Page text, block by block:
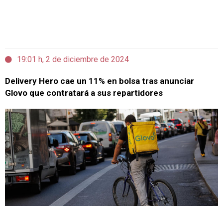
19:01 h, 2 de diciembre de 2024
Delivery Hero cae un 11% en bolsa tras anunciar
Glovo que contratará a sus repartidores